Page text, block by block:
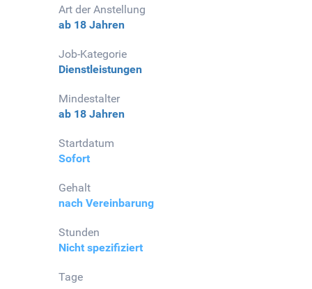
Art der Anstellung
ab 18 Jahren
Job-Kategorie
Dienstleistungen
Mindestalter
ab 18 Jahren
Startdatum
Sofort
Gehalt
nach Vereinbarung
Stunden
Nicht spezifiziert
Tage